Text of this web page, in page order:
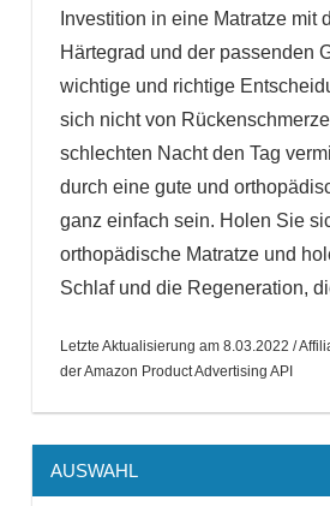
Investition in eine Matratze mit
Härtegrad und der passenden
wichtige und richtige
sich nicht von
schlechten Nacht den Tag
durch eine gute und
ganz einfach sein. Holen Sie
orthopädische Matratze und
Schlaf und die Regeneration,
Letzte Aktualisierung am 8.03.2022 /
der Amazon Product Advertising API
AUSWAHL